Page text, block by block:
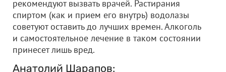
рекомендуют вызвать врачей. Растирания
спиртом (как и прием его внутрь) водолазы
советуют оставить до лучших времен. Алкоголь
и самостоятельное лечение в таком состоянии
принесет лишь вред.
Анатолий Шарапов: